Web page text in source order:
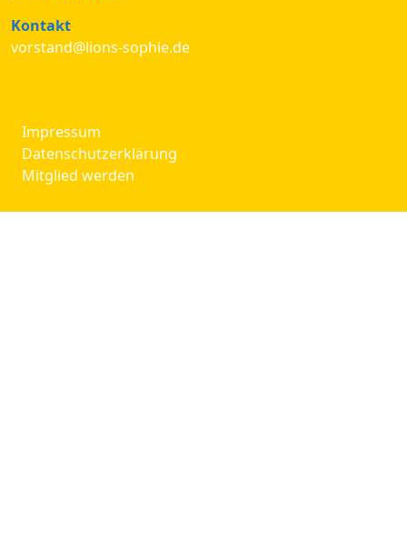
Kontakt
vorstand@lions-sophie.de
Impressum
Datenschutzerklärung
Mitglied werden